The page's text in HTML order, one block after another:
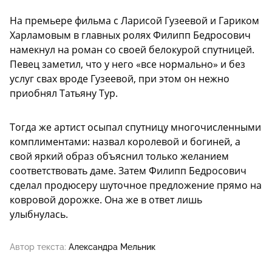
На премьере фильма с Ларисой Гузеевой и Гариком
Харламовым в главных ролях Филипп Бедросович
намекнул на роман со своей белокурой спутницей.
Певец заметил, что у него «все нормально» и без
услуг свах вроде Гузеевой, при этом он нежно
приобнял Татьяну Тур.
Тогда же артист осыпал спутницу многочисленными
комплиментами: назвал королевой и богиней, а
свой яркий образ объяснил только желанием
соответствовать даме. Затем Филипп Бедросович
сделал продюсеру шуточное предложение прямо на
ковровой дорожке. Она же в ответ лишь
улыбнулась.
Автор текста: Александра Мельник